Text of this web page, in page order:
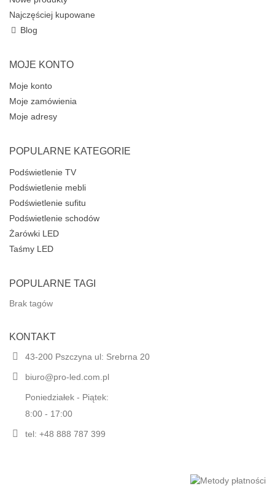
Najczęściej kupowane
Blog
MOJE KONTO
Moje konto
Moje zamówienia
Moje adresy
POPULARNE KATEGORIE
Podświetlenie TV
Podświetlenie mebli
Podświetlenie sufitu
Podświetlenie schodów
Żarówki LED
Taśmy LED
POPULARNE TAGI
Brak tagów
KONTAKT
43-200 Pszczyna ul: Srebrna 20
biuro@pro-led.com.pl
Poniedziałek - Piątek:
8:00 - 17:00
tel: +48 888 787 399